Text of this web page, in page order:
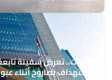
الإمارات.. تعرض سفينة
للاستهداف بصاروخ أثناء